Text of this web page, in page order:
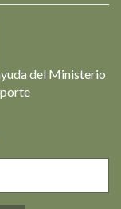
del Ministerio